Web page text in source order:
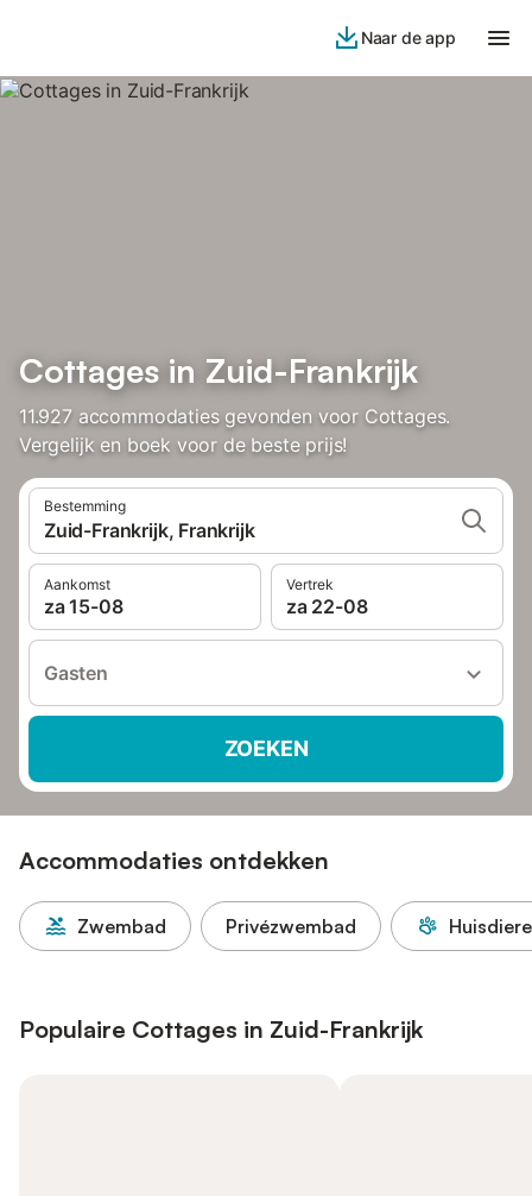
Naar de app
Cottages in Zuid-Frankrijk
11.927 accommodaties gevonden voor Cottages.
Vergelijk en boek voor de beste prijs!
Bestemming
Zuid-Frankrijk, Frankrijk
Aankomst
za 15-08
Vertrek
za 22-08
Gasten
ZOEKEN
Accommodaties ontdekken
Zwembad Privézwembad
Populaire Cottages in Zuid-Frankrijk